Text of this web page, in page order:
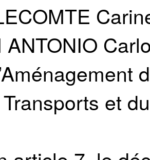
ANTONIO
et